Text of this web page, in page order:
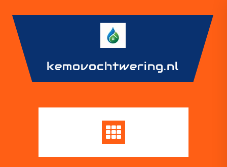
content
kemovochtwering.nl